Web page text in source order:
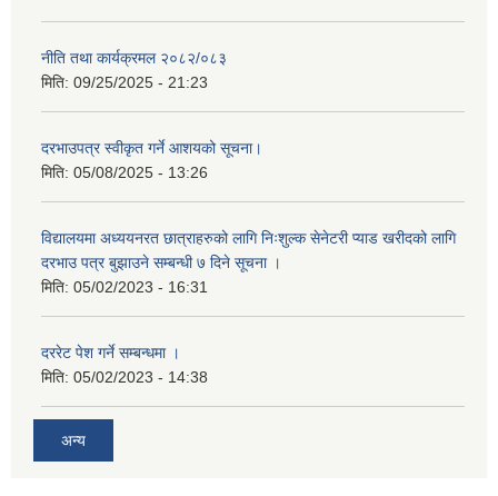
नीति तथा कार्यक्रमल २०८२/०८३
मिति: 09/25/2025 - 21:23
दरभाउपत्र स्वीकृत गर्ने आशयको सूचना।
मिति: 05/08/2025 - 13:26
विद्यालयमा अध्ययनरत छात्राहरुको लागि निःशुल्क सेनेटरी प्याड खरीदको लागि
दरभाउ पत्र बुझाउने सम्बन्धी ७ दिने सूचना ।
मिति: 05/02/2023 - 16:31
दररेट पेश गर्ने सम्बन्धमा ।
मिति: 05/02/2023 - 14:38
अन्य